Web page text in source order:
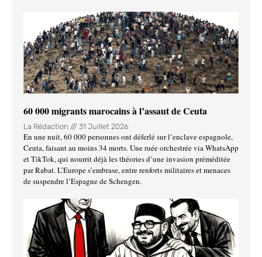
60 000 migrants marocains à l’assaut de Ceuta
La Rédaction 31 Juillet 2026
En une nuit, 60 000 personnes ont déferlé sur l’enclave espagnole,
Ceuta, faisant au moins 34 morts. Une ruée orchestrée via WhatsApp
et TikTok, qui nourrit déjà les théories d’une invasion préméditée
par Rabat. L’Europe s’embrase, entre renforts militaires et menaces
de suspendre l’Espagne de Schengen.